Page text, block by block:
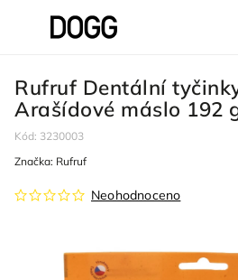
Rufruf Dentální
Arašídové máslo 192
Kód: 3230003
Neohodnoceno
Značka: Rufruf